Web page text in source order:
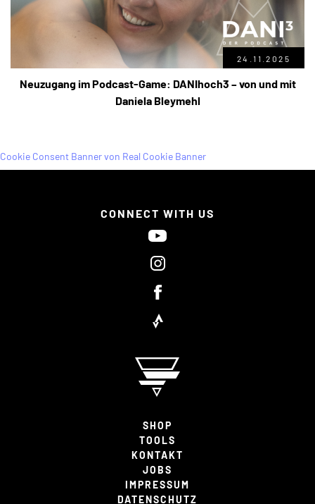
24.11.2025
Neuzugang im Podcast-Game: DANIhoch3 – von und mit
Daniela Bleymehl
CONNECT WITH US
SHOP
TOOLS
KONTAKT
JOBS
IMPRESSUM
DATENSCHUTZ
Cookie Consent Banner von Real Cookie Banner